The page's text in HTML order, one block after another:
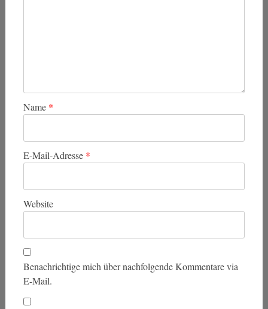
Name *
E-Mail-Adresse *
Website
Benachrichtige mich über nachfolgende Kommentare via
E-Mail.